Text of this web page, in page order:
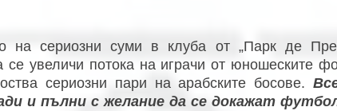
на сериозни суми в клуба от „Парк де
се увеличи потока на играчи от юношеските
сериозни пари на арабските босове.
и пълни с желание да се докажат